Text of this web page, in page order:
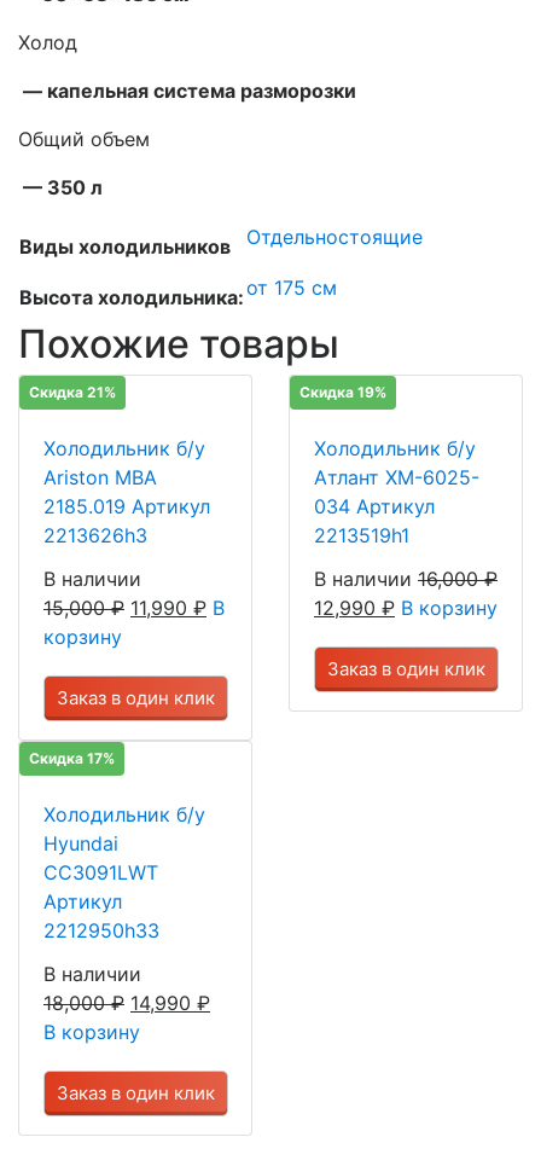
Холод
— капельная система разморозки
Общий объем
— 350 л
Виды холодильников Отдельностоящие
Высота холодильника:от 175 см
Похожие товары
Скидка 21%
Холодильник б/у
Ariston MBA
2185.019 Артикул
2213626h3
В наличии
15,000₽ 11,990 ₽ В
корзину
Заказ в один клик
Скидка 19%
Холодильник б/у
Атлант ХМ-6025-
034 Артикул
2213519h1
В наличии 16,000₽
12,990 ₽ В корзину
Заказ в один клик
Скидка 17%
Холодильник б/у
Hyundai
CC3091LWT
Артикул
2212950h33
В наличии
18,000₽ 14,990 ₽
В корзину
Заказ в один клик